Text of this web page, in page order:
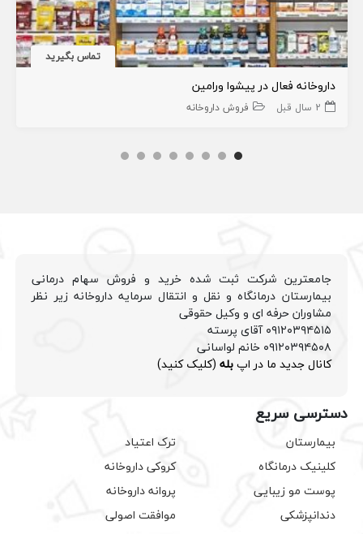
تماس بگیرید
داروخانه فعال در پیشوا ورامین
2 سال قبل فروش داروخانه
جامعترین شرکت ثبت شده خرید و فروش سهام درمانی
بیمارستان درمانگاه و نقل و انتقال سرمایه داروخانه زیر نظر
مشاوران حرفه ای و وکیل حقوقی
۰۹۱۲۰۳۹۴۵۱۵ آقای پرسته
۰۹۱۲۰۳۹۴۵۰۸ خانم لواسانی
کانال جدید ما در اپبله (کلیک کنید)
دسترسی سریع
بیمارستان
کلینیک درمانگاه
پوست مو زیبایی
دندانپزشکی
ترک اعتیاد
کروکی داروخانه
پروانه داروخانه
موافقت اصولی